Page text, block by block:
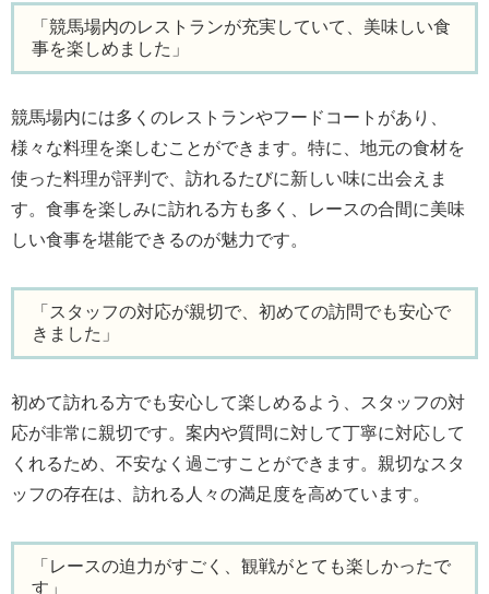
「競馬場内のレストランが充実していて、美味しい食
事を楽しめました」
競馬場内には多くのレストランやフードコートがあり、
様々な料理を楽しむことができます。特に、地元の食材を
使った料理が評判で、訪れるたびに新しい味に出会えま
す。食事を楽しみに訪れる方も多く、レースの合間に美味
しい食事を堪能できるのが魅力です。
「スタッフの対応が親切で、初めての訪問でも安心で
きました」
初めて訪れる方でも安心して楽しめるよう、スタッフの対
応が非常に親切です。案内や質問に対して丁寧に対応して
くれるため、不安なく過ごすことができます。親切なスタ
ッフの存在は、訪れる人々の満足度を高めています。
「レースの迫力がすごく、観戦がとても楽しかったで
す」